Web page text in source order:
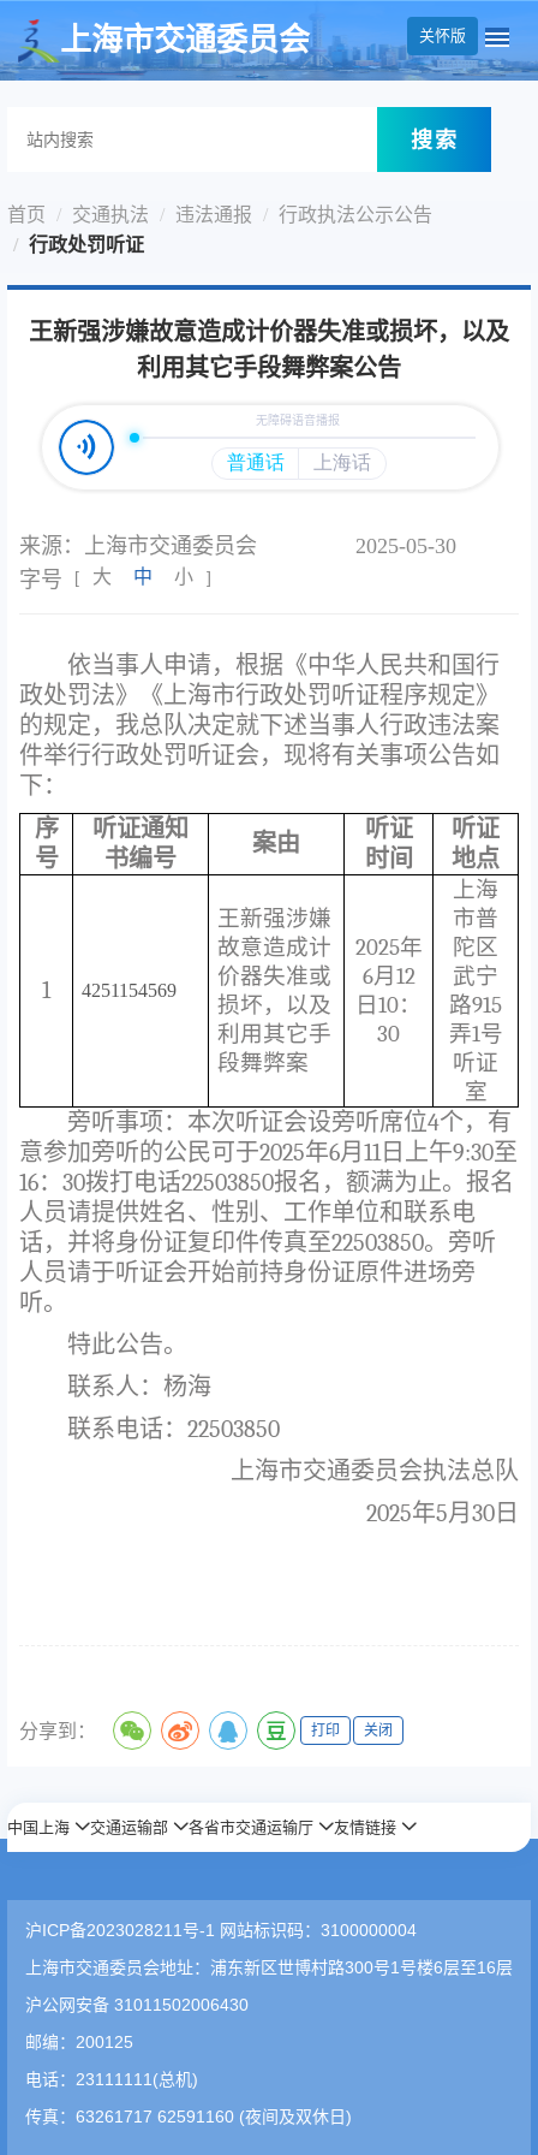
关怀版
搜索
上海市交通委员会
首页 交通执法 违法通报
行政执法公示公告
行政处罚听证
王新强涉嫌故意造成计价器失准或损坏，以及
利用其它手段舞弊案公告
来源：上海市交通委员会
2025-05-30
字号
[ 大 中 小 ]
依当事人申请，根据《中华人民共和国行
政处罚法》《上海市行政处罚听证程序规定》
的规定，我总队决定就下述当事人行政违法案
件举行行政处罚听证会，现将有关事项公告如
下：
序
号
听证通知
书编号
案由
听证
时间
听证
地点
1 4251154569
王新强涉嫌
故意造成计
价器失准或
损坏，以及
利用其它手
段舞弊案
2025年
6月 12
日 10：
30
上海
市普
陀区
武宁
路915
弄1号
听证
室
旁听事项：本次听证会设旁听席位4个，有
意参加旁听的公民可于2025年6月 11日上午9:30至
16： 30拨打电话22503850报名，额满为止。报名
人员请提供姓名、性别、工作单位和联系电
话，并将身份证复印件传真至22503850。旁听
人员请于听证会开始前持身份证原件进场旁
听。
特此公告。
联系人：杨海
联系电话： 22503850
上海市交通委员会执法总队
2025年5月 30 日
分享到： 打印 关闭
中国上海 交通运输部 各省市交通运输厅 友情链接
沪ICP备2023028211号-1 网站标识码：3100000004
上海市交通委员会地址：浦东新区世博村路300号1号楼6层至16层
沪公网安备 31011502006430
邮编：200125
电话：23111111(总机)
传真：63261717 62591160 (夜间及双休日)